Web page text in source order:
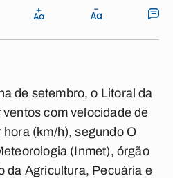
de setembro, o Litoral da
com velocidade de
(km/h), segundo O
(Inmet), órgão
da Agricultura, Pecuária e